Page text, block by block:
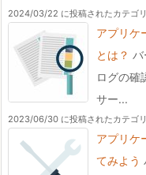
2024/03/22 に投稿されたカテゴ
アプリケ
とは？ バ
ログの確
サー...
2023/06/30 に投稿されたカテゴ
アプリケ
てみよう